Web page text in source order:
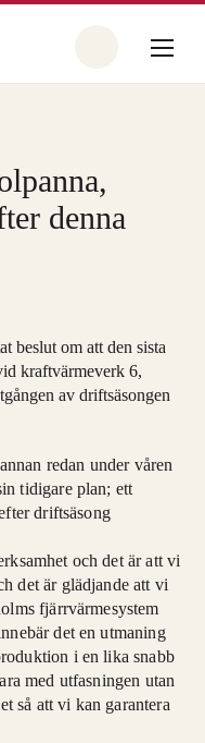
denna
beslut om att den sista
kraftvärmeverk 6,
av driftsäsongen
redan under våren
tidigare plan; ett
driftsäsong
och det är att vi
det är glädjande att vi
fjärrvärmesystem
det en utmaning
i en lika snabb
med utfasningen utan
så att vi kan garantera